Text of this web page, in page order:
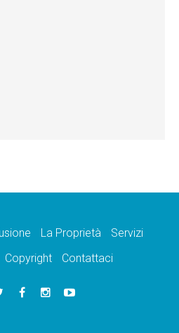
La Proprietà
Servizi
Copyright Contattaci